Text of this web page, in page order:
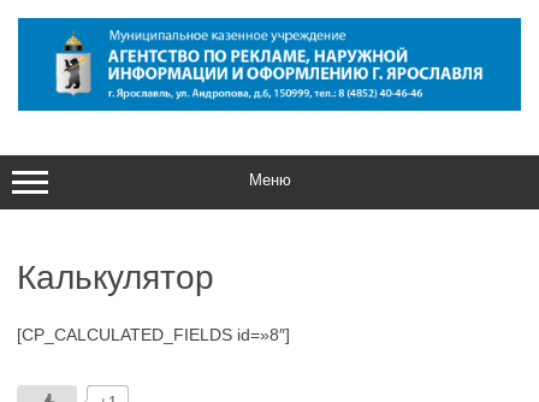
содержимому
Меню
Калькулятор
[CP_CALCULATED_FIELDS id=»8″]